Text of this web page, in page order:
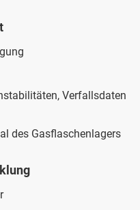
Verfallsdaten
des Gasflaschenlagers